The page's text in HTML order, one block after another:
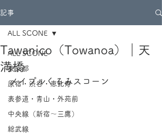
記事
ALL SCONE
東京都
原宿・渋谷・恵比寿
表参道・青山・外苑前
中央線（新宿～三鷹）
総武線
ALL SCONE
Tawanico（Towanoa）｜天
満橋
メイプルくるみスコーン